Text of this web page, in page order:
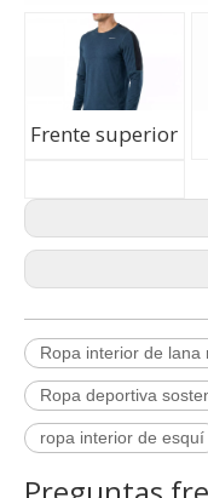
Frente superior
Ropa interior de lana
Ropa deportiva
ropa interior de esquí
Q Política de quejas
A
Si no está satisfecho
QResumen de sus